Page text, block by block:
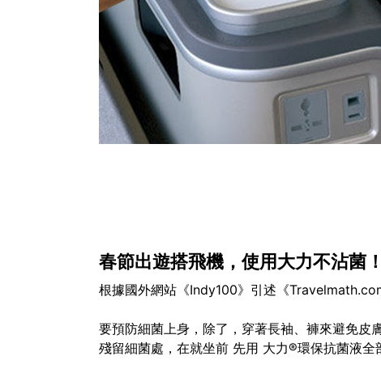
春節出遊搭飛機，使用大力不沾菌
根據國外網站《Indy100》引述《
要預防細菌上身，除了，穿著長袖、褲來避免
殘留細菌處，在就坐前 先用 大力®環保抗菌液全